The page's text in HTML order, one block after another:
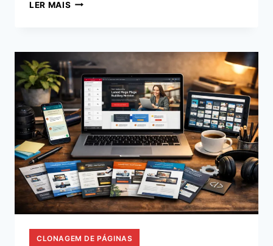
LER MAIS
PARA
CRIAR
SEU
PRIMEIRO
SITE
PROFISSIONAL
CLONAGEM DE PÁGINAS